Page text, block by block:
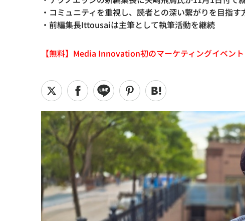
・コミュニティを重視し、読者との深い繋がりを目指す
・前編集長Ittousaiは主筆として執筆活動を継続
【無料】Media Innovation初のマーケティングイベン